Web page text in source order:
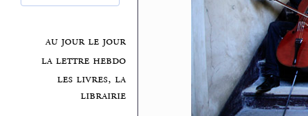
au jour le jour
la lettre hebdo
les livres, la
librairie